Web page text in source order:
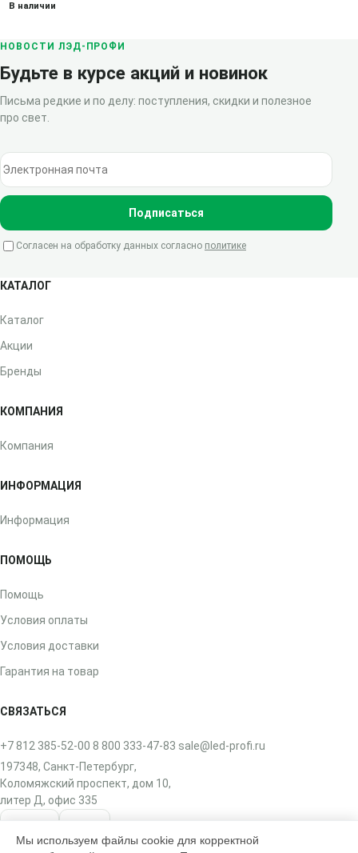
В наличии
НОВОСТИ ЛЭД-ПРОФИ
Будьте в курсе акций и новинок
Письма редкие и по делу: поступления, скидки и полезное
про свет.
Электронная почта
Подписаться
Согласен на обработку данных согласно политике
КАТАЛОГ
Каталог
Акции
Бренды
КОМПАНИЯ
Компания
ИНФОРМАЦИЯ
Информация
ПОМОЩЬ
Помощь
Условия оплаты
Условия доставки
Гарантия на товар
СВЯЗАТЬСЯ
+7 812 385-52-00 8 800 333-47-83 sale@led-profi.ru
197348, Санкт-Петербург,
Коломяжский проспект, дом 10,
литер Д, офис 335
Мы используем файлы cookie для корректной